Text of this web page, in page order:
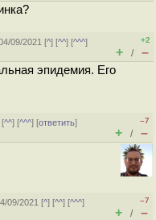
09/2021 [^] [^^] [^^^]
+2
+ / –
эпидемия. Его
[^^] [^^^] [ответить]
–7
+ / –
09/2021 [^] [^^] [^^^]
–7
+ / –